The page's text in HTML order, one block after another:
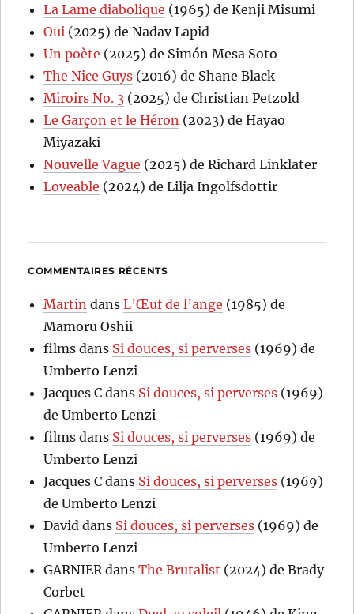
La Lame diabolique (1965) de Kenji Misumi
Oui (2025) de Nadav Lapid
Un poète (2025) de Simón Mesa Soto
The Nice Guys (2016) de Shane Black
Miroirs No. 3 (2025) de Christian Petzold
Le Garçon et le Héron (2023) de Hayao
Miyazaki
Nouvelle Vague (2025) de Richard Linklater
Loveable (2024) de Lilja Ingolfsdottir
COMMENTAIRES RÉCENTS
Martin dansL’Œuf de l’ange (1985) de
Mamoru Oshii
films dans Si douces, si perverses (1969) de
Umberto Lenzi
Jacques C dans Si douces, si perverses (1969)
de Umberto Lenzi
films dans Si douces, si perverses (1969) de
Umberto Lenzi
Jacques C dans Si douces, si perverses (1969)
de Umberto Lenzi
David dans Si douces, si perverses (1969) de
Umberto Lenzi
GARNIER dansThe Brutalist (2024) de Brady
Corbet